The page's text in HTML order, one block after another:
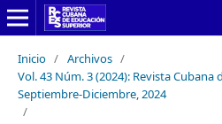
Inicio / Archivos /
Vol. 43 Núm. 3 (2024): Revista Cubana
Septiembre-Diciembre, 2024
/